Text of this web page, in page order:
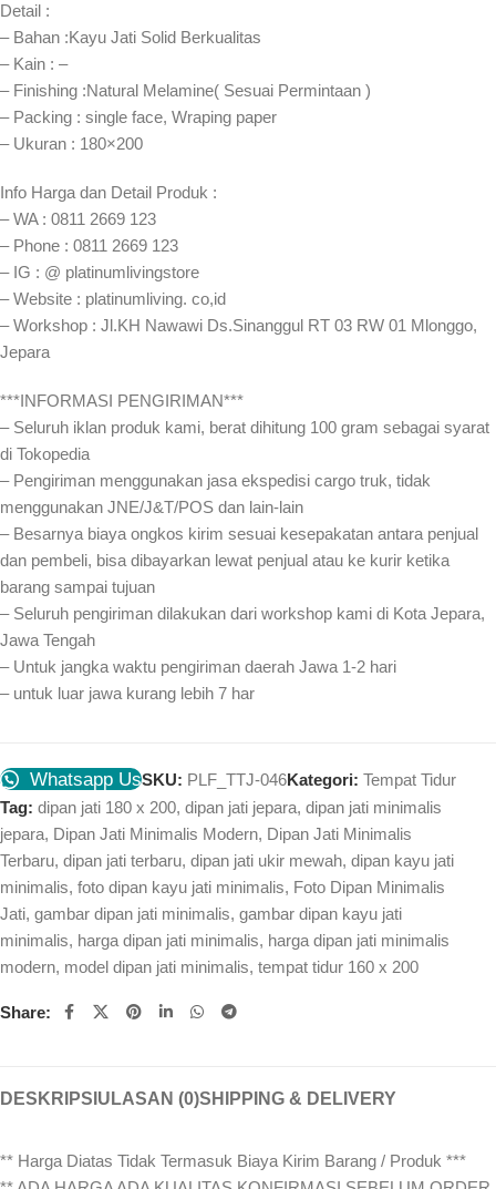
Detail :
– Bahan :Kayu Jati Solid Berkualitas
– Kain : –
– Finishing :Natural Melamine( Sesuai Permintaan )
– Packing : single face, Wraping paper
– Ukuran : 180×200
Info Harga dan Detail Produk :
– WA : 0811 2669 123
– Phone : 0811 2669 123
– IG : @ platinumlivingstore
– Website : platinumliving. co,id
– Workshop : Jl.KH Nawawi Ds.Sinanggul RT 03 RW 01 Mlonggo,
Jepara
***INFORMASI PENGIRIMAN***
– Seluruh iklan produk kami, berat dihitung 100 gram sebagai syarat
di Tokopedia
– Pengiriman menggunakan jasa ekspedisi cargo truk, tidak
menggunakan JNE/J&T/POS dan lain-lain
– Besarnya biaya ongkos kirim sesuai kesepakatan antara penjual
dan pembeli, bisa dibayarkan lewat penjual atau ke kurir ketika
barang sampai tujuan
– Seluruh pengiriman dilakukan dari workshop kami di Kota Jepara,
Jawa Tengah
– Untuk jangka waktu pengiriman daerah Jawa 1-2 hari
– untuk luar jawa kurang lebih 7 har
Whatsapp UsSKU: PLF_TTJ-046Kategori: Tempat Tidur
Tag: dipan jati 180 x 200, dipan jati jepara, dipan jati minimalis
jepara, Dipan Jati Minimalis Modern, Dipan Jati Minimalis
Terbaru, dipan jati terbaru, dipan jati ukir mewah, dipan kayu jati
minimalis, foto dipan kayu jati minimalis, Foto Dipan Minimalis
Jati, gambar dipan jati minimalis, gambar dipan kayu jati
minimalis, harga dipan jati minimalis, harga dipan jati minimalis
modern, model dipan jati minimalis, tempat tidur 160 x 200
Share:
DESKRIPSI ULASAN (0)SHIPPING & DELIVERY
** Harga Diatas Tidak Termasuk Biaya Kirim Barang / Produk ***